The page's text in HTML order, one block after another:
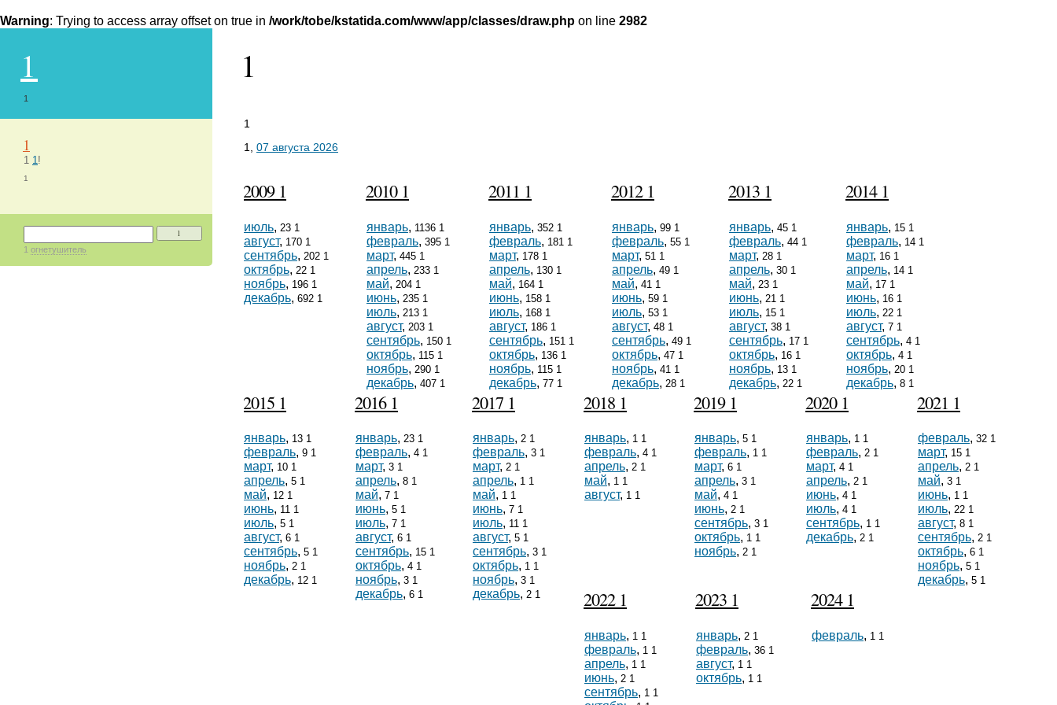
Warning: Trying to access array offset on true in /work/tobe/kstatida.com/www/app/classes/draw.php on line 2982
1
1
1
1 1!
1
1
1 огнетушитель
1
1
1, 07 августа 2026
2009 1
июль, 23 1
август, 170 1
сентябрь, 202 1
октябрь, 22 1
ноябрь, 196 1
декабрь, 692 1
2010 1
январь, 1136 1
февраль, 395 1
март, 445 1
апрель, 233 1
май, 204 1
июнь, 235 1
июль, 213 1
август, 203 1
сентябрь, 150 1
октябрь, 115 1
ноябрь, 290 1
декабрь, 407 1
2011 1
январь, 352 1
февраль, 181 1
март, 178 1
апрель, 130 1
май, 164 1
июнь, 158 1
июль, 168 1
август, 186 1
сентябрь, 151 1
октябрь, 136 1
ноябрь, 115 1
декабрь, 77 1
2012 1
январь, 99 1
февраль, 55 1
март, 51 1
апрель, 49 1
май, 41 1
июнь, 59 1
июль, 53 1
август, 48 1
сентябрь, 49 1
октябрь, 47 1
ноябрь, 41 1
декабрь, 28 1
2013 1
январь, 45 1
февраль, 44 1
март, 28 1
апрель, 30 1
май, 23 1
июнь, 21 1
июль, 15 1
август, 38 1
сентябрь, 17 1
октябрь, 16 1
ноябрь, 13 1
декабрь, 22 1
2014 1
январь, 15 1
февраль, 14 1
март, 16 1
апрель, 14 1
май, 17 1
июнь, 16 1
июль, 22 1
август, 7 1
сентябрь, 4 1
октябрь, 4 1
ноябрь, 20 1
декабрь, 8 1
2015 1
январь, 13 1
февраль, 9 1
март, 10 1
апрель, 5 1
май, 12 1
июнь, 11 1
июль, 5 1
август, 6 1
сентябрь, 5 1
ноябрь, 2 1
декабрь, 12 1
2016 1
январь, 23 1
февраль, 4 1
март, 3 1
апрель, 8 1
май, 7 1
июнь, 5 1
июль, 7 1
август, 6 1
сентябрь, 15 1
октябрь, 4 1
ноябрь, 3 1
декабрь, 6 1
2017 1
январь, 2 1
февраль, 3 1
март, 2 1
апрель, 1 1
май, 1 1
июнь, 7 1
июль, 11 1
август, 5 1
сентябрь, 3 1
октябрь, 1 1
ноябрь, 3 1
декабрь, 2 1
2018 1
январь, 1 1
февраль, 4 1
апрель, 2 1
май, 1 1
август, 1 1
2019 1
январь, 5 1
февраль, 1 1
март, 6 1
апрель, 3 1
май, 4 1
июнь, 2 1
сентябрь, 3 1
октябрь, 1 1
ноябрь, 2 1
2020 1
январь, 1 1
февраль, 2 1
март, 4 1
апрель, 2 1
июнь, 4 1
июль, 4 1
сентябрь, 1 1
декабрь, 2 1
2021 1
февраль, 32 1
март, 15 1
апрель, 2 1
май, 3 1
июнь, 1 1
июль, 22 1
август, 8 1
сентябрь, 2 1
октябрь, 6 1
ноябрь, 5 1
декабрь, 5 1
2022 1
январь, 1 1
февраль, 1 1
апрель, 1 1
июнь, 2 1
сентябрь, 1 1
2023 1
январь, 2 1
февраль, 36 1
август, 1 1
октябрь, 1 1
2024 1
февраль, 1 1